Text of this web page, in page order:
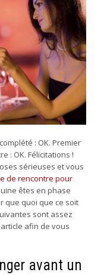
: OK. Premier
: OK. Félicitations !
sérieuses et vous
de rencontre pour
êtes en phase
que quoi que ce soit
sont assez
afin de vous
avant un